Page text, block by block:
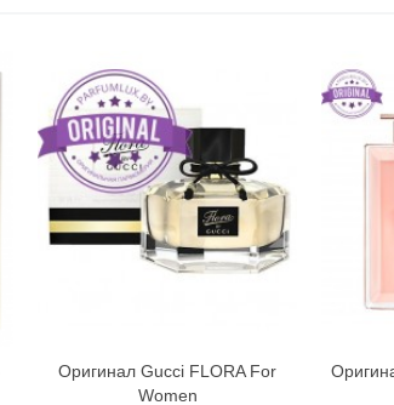
Быстрый просмотр
Оригинал Gucci FLORA For
Women